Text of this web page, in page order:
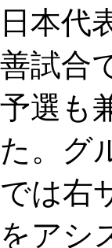
日本代
善試合
予選も
た。グ
では右
をアシ